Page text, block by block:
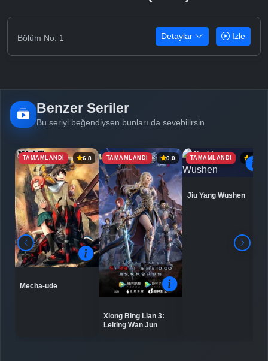
Bölüm No: 1 Detaylar İzle
Benzer Seriler
Bu seriyi beğendiysen bunları da sevebilirsin
TAMAMLANDI 6.8
Mecha-ude
TAMAMLANDI 0.0
Xiong Bing Lian 3:
Leiting Wan Jun
TAMAMLANDI 6.9
Jiu Yang Wushen